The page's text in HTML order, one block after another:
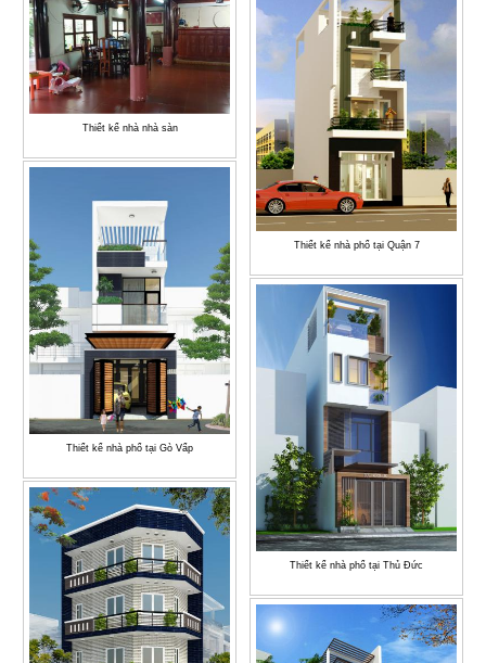
Thiết kế nhà nhà sàn
Thiết kế nhà phố tại Gò Vấp
Thiết kế nhà phố tại Quận 7
Thiết kế nhà phố tại Thủ Đức